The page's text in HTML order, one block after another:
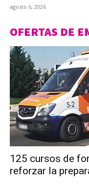
agosto 6, 2026
OFERTAS DE
125 cursos de
reforzar la